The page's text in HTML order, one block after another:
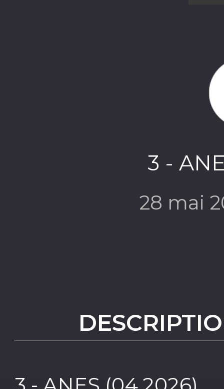
3 -
28 mai